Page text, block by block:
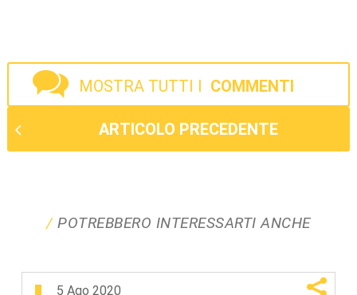
MOSTRA TUTTI I COMMENTI
ARTICOLO PRECEDENTE
POTREBBERO INTERESSARTI ANCHE
5 Ago 2020